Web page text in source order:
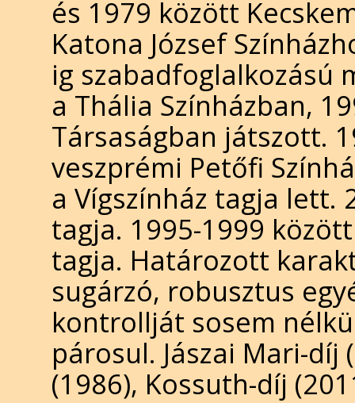
és 1979 között
Katona József
ig szabadfoglalkozású
a Thália Színházban,
Társaságban játszott.
veszprémi Petőfi
a Vígszínház tagja lett.
tagja. 1995-1999
tagja. Határozott
sugárzó, robusztus
kontrollját sosem
párosul. Jászai Mari-díj
(1986), Kossuth-díj